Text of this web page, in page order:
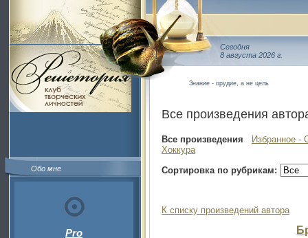
Обо мне
Pro
Сегодня
8 августа 2026 г.
Знание - орудие, а не цель
Все произведения
Все произведения
Избранное -
Хоккура
Сортировка по рубрикам:
К списку произведений автора